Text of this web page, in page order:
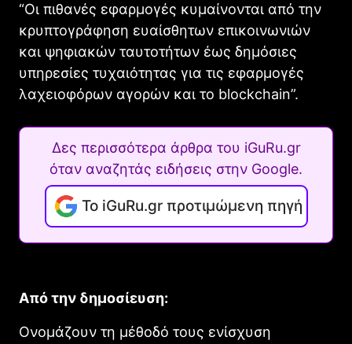
“Οι πιθανές εφαρμογές κυμαίνονται από την
κρυπτογράφηση ευαίσθητων επικοινωνιών
και ψηφιακών ταυτοτήτων έως δημόσιες
υπηρεσίες τυχαιότητας για τις εφαρμογές
λαχειοφόρων αγορών και το blockchain”.
Δες περισσότερα άρθρα του iGuRu.gr
όταν αναζητάς ειδήσεις στην Google.
Το iGuRu.gr προτιμώμενη πηγή
Από την δημοσίευση:
Ονομάζουν τη μέθοδό τους ενίσχυση